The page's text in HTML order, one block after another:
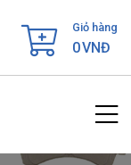
Giỏ hàng
0VNĐ